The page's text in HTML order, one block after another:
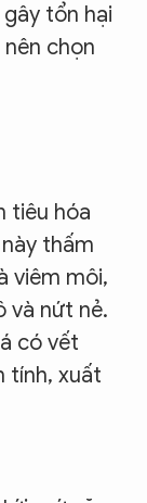
tổn hại
chọn
tiêu hóa
thấm
viêm môi,
và nứt nẻ.
có vết
tính, xuất